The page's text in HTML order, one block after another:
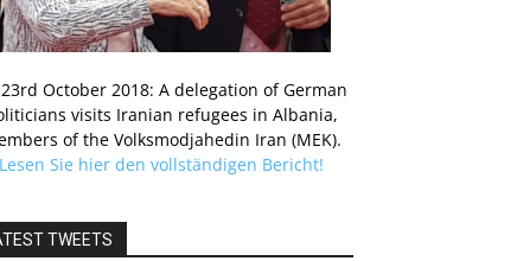
October 2018: A delegation of German
visits Iranian refugees in Albania,
of the Volksmodjahedin Iran (MEK).
Lesen Sie hier den vollständigen Bericht!
TWEETS